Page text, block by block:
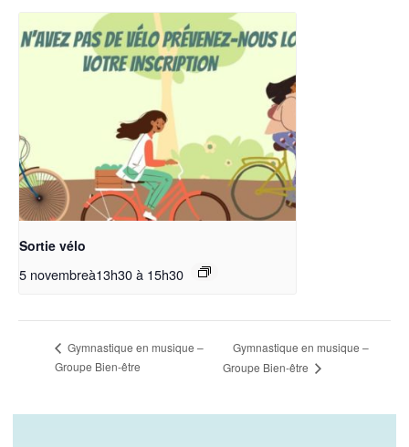
Sortie vélo
5 novembreà13h30à 15h30
Gymnastique en musique –
Groupe Bien-être
Gymnastique en musique –
Groupe Bien-être